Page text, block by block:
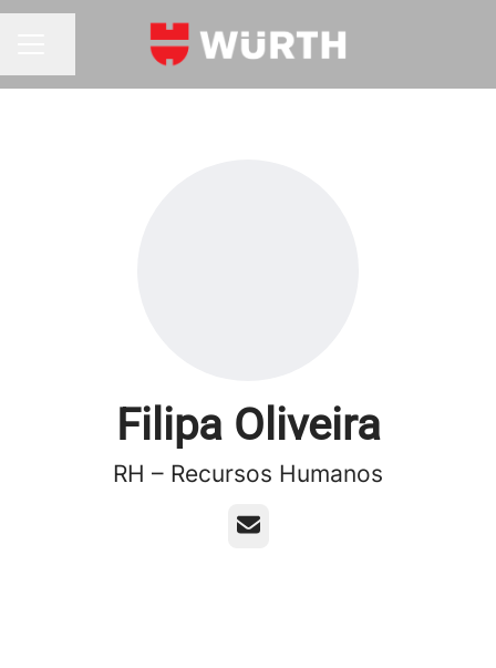
MENU DE CARREIRAS
Partilhar página
Filipa Oliveira
RH – Recursos Humanos
E-mail